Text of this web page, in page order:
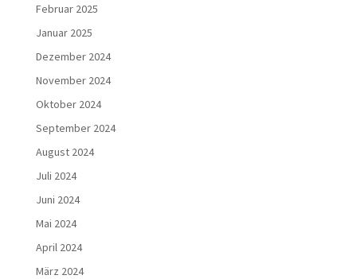
Februar 2025
Januar 2025
Dezember 2024
November 2024
Oktober 2024
September 2024
August 2024
Juli 2024
Juni 2024
Mai 2024
April 2024
März 2024